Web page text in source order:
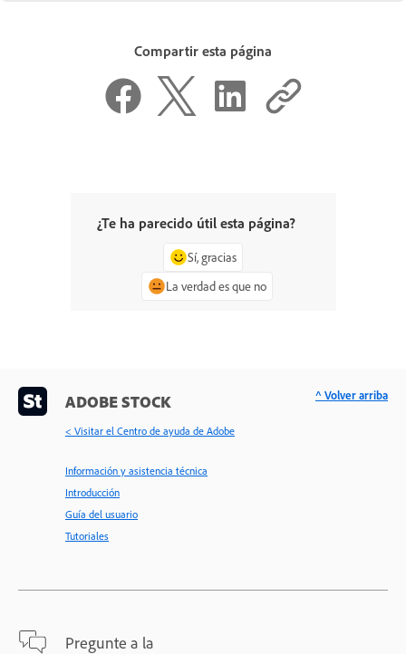
Compartir esta página
¿Te ha parecido útil esta página?
Sí, gracias
La verdad es que no
ADOBE STOCK
< Visitar el Centro de ayuda de Adobe
Información y asistencia técnica
Introducción
Guía del usuario
Tutoriales
Pregunte a la
^ Volver arriba